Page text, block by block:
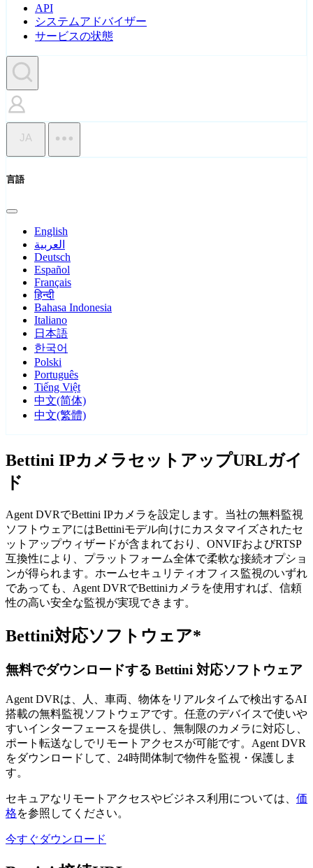
API
システムアドバイザー
サービスの状態
JA
言語
English
العربية
Deutsch
Español
Français
हिन्दी
Bahasa Indonesia
Italiano
日本語
한국어
Polski
Português
Tiếng Việt
中文(简体)
中文(繁體)
Bettini IPカメラセットアップURLガイ
ド
Agent DVRでBettini IPカメラを設定します。当社の無料監視
ソフトウェアにはBettiniモデル向けにカスタマイズされたセ
ットアップウィザードが含まれており、ONVIFおよびRTSP
互換性により、プラットフォーム全体で柔軟な接続オプショ
ンが得られます。ホームセキュリティオフィス監視のいずれ
であっても、Agent DVRでBettiniカメラを使用すれば、信頼
性の高い安全な監視が実現できます。
Bettini対応ソフトウェア*
無料でダウンロードする Bettini 対応ソフトウェア
Agent DVRは、人、車両、物体をリアルタイムで検出するAI
搭載の無料監視ソフトウェアです。任意のデバイスで使いや
すいインターフェースを提供し、無制限のカメラに対応し、
ポート転送なしでリモートアクセスが可能です。Agent DVR
をダウンロードして、24時間体制で物件を監視・保護しま
す。
セキュアなリモートアクセスやビジネス利用については、 価
格を参照してください。
今すぐダウンロード